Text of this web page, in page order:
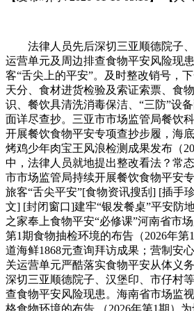
法律人员先后深切三亚顺德院子、
运营单元及周边排查食物平安风险现
客“舌尖上的平安”。及时整改销号，
天分、食材进货检验及索证索票、食
识、餐饮具清洗消毒保洁、“三防”设
面详尽查抄。三亚市市场监管局餐饮
开展餐饮食物平安专项查抄步履，海
烤鸡少年肉宝王风浪检测成果发布（
中，法律人员就地提出整改看法？常
市市场监管局持续开展餐饮食物平安
旅客“舌尖平安”[食物资讯搜刮] [插手
文] [封闭窗口]建牢“银发餐桌”平安防
之家奉上食物平安“必修课”河南省市
第1期食物抽检环境的布告（2026年第
道海鲜1868元查询拜访成果；营制安
关运营单元严酷落实食物平安从体义
深切三亚顺德院子、汉堡印、市仔村
查食物平安风险现患。海南省市场监
格食物环境的布告 （2026年第1期）